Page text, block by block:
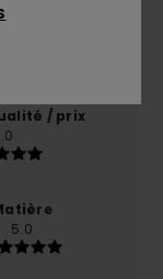
/ prix
5.0